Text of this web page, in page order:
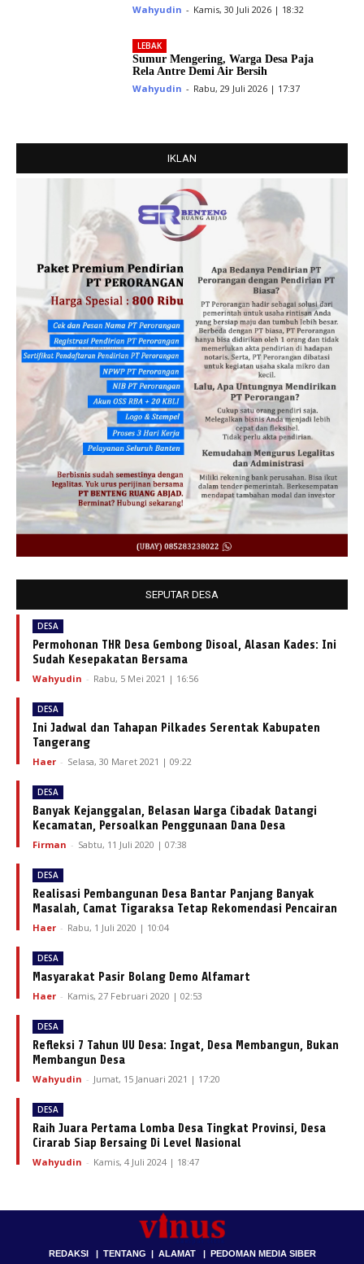
Wahyudin - Kamis, 30 Juli 2026 | 18:32
LEBAK
Sumur Mengering, Warga Desa Paja
Rela Antre Demi Air Bersih
Wahyudin - Rabu, 29 Juli 2026 | 17:37
IKLAN
SEPUTAR DESA
DESA
Permohonan THR Desa Gembong Disoal, Alasan Kades: Ini
Sudah Kesepakatan Bersama
Wahyudin - Rabu, 5 Mei 2021 | 16:56
DESA
Ini Jadwal dan Tahapan Pilkades Serentak Kabupaten
Tangerang
Haer - Selasa, 30 Maret 2021 | 09:22
DESA
Banyak Kejanggalan, Belasan Warga Cibadak Datangi
Kecamatan, Persoalkan Penggunaan Dana Desa
Firman - Sabtu, 11 Juli 2020 | 07:38
DESA
Realisasi Pembangunan Desa Bantar Panjang Banyak
Masalah, Camat Tigaraksa Tetap Rekomendasi Pencairan
Haer - Rabu, 1 Juli 2020 | 10:04
DESA
Masyarakat Pasir Bolang Demo Alfamart
Haer - Kamis, 27 Februari 2020 | 02:53
DESA
Refleksi 7 Tahun UU Desa: Ingat, Desa Membangun, Bukan
Membangun Desa
Wahyudin - Jumat, 15 Januari 2021 | 17:20
DESA
Raih Juara Pertama Lomba Desa Tingkat Provinsi, Desa
Cirarab Siap Bersaing Di Level Nasional
Wahyudin - Kamis, 4 Juli 2024 | 18:47
REDAKSI| TENTANG | ALAMAT| PEDOMAN MEDIA SIBER